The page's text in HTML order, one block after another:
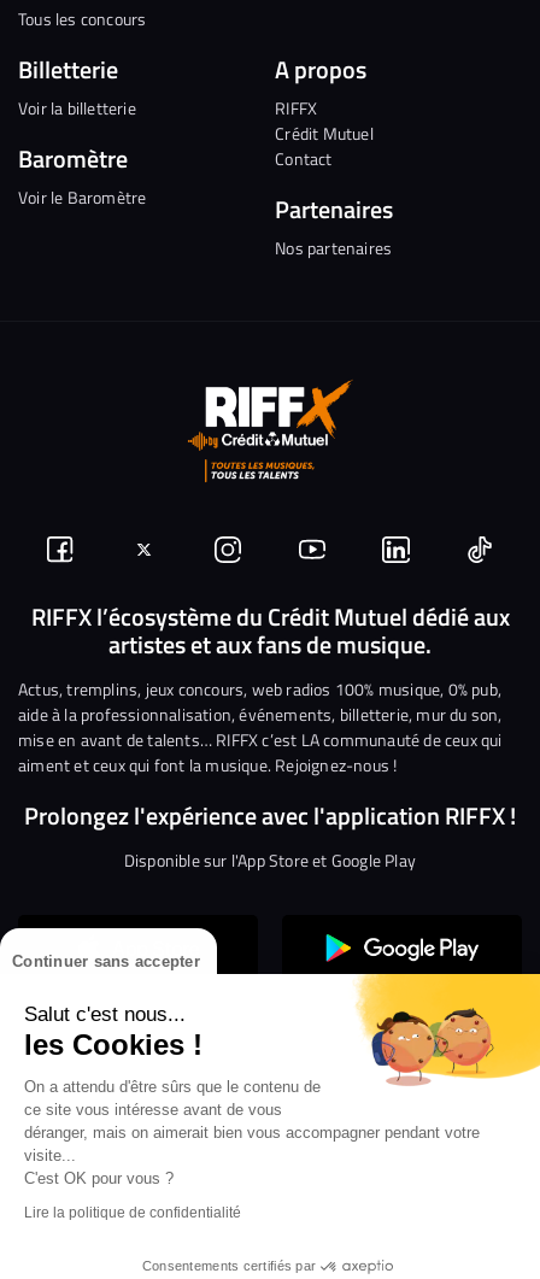
Continuer sans accepter
Salut c'est nous...
les Cookies !
On a attendu d'être sûrs que le contenu de
ce site vous intéresse avant de vous
déranger, mais on aimerait bien vous accompagner pendant votre
visite...
C'est OK pour vous ?
Lire la politique de confidentialité
Consentements certifiés par
Tous les concours
Billetterie
Voir la billetterie
Baromètre
Voir le Baromètre
A propos
RIFFX
Crédit Mutuel
Contact
Partenaires
Nos partenaires
Suivez-
nous
Facebook
Suivez-
nous
sur
Twitter
Nous
rejoindre
sur
Instagram
Nous
rejoindre
sur
YouTube
Nous
rejoindre
sur
Linkedin
Nous
RIFFX l’écosystème du Crédit Mutuel dédié aux
artistes et aux fans de musique.
Actus, tremplins, jeux concours, web radios 100% musique, 0% pub,
aide à la professionnalisation, événements, billetterie, mur du son,
mise en avant de talents… RIFFX c’est LA communauté de ceux qui
aiment et ceux qui font la musique. Rejoignez-nous !
Prolongez l'expérience avec l'application RIFFX !
Disponible sur l'App Store et Google Play
Confidentialité
Gestion des cookies
Conditions générales d’utilisation
Mentions légales
les webradios RIFFX
en exclusivité sur VIBES le titre de la révé